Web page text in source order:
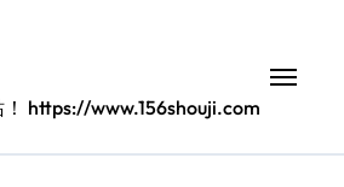
https://www.156shouji.com